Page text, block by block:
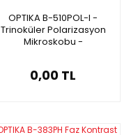
OPTIKA B-510POL-I -
Trinoküler Polarizasyon
Mikroskobu -
0,00 TL